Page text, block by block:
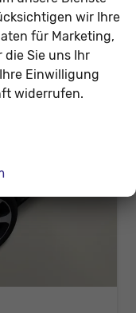
wir Ihre
für Marketing,
Sie uns Ihr
Einwilligung
widerrufen.